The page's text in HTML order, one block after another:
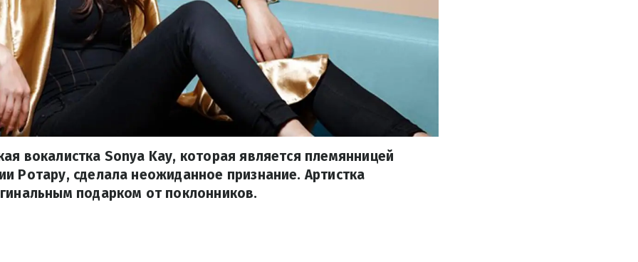
вокалистка Sonya Kay, которая является племянницей
Ротару, сделала неожиданное признание. Артистка
подарком от поклонников.